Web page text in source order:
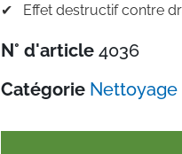
✔︎ Effet destructif contre
N° d'article 4036
Catégorie